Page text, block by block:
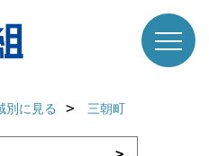
別に見る 三朝町